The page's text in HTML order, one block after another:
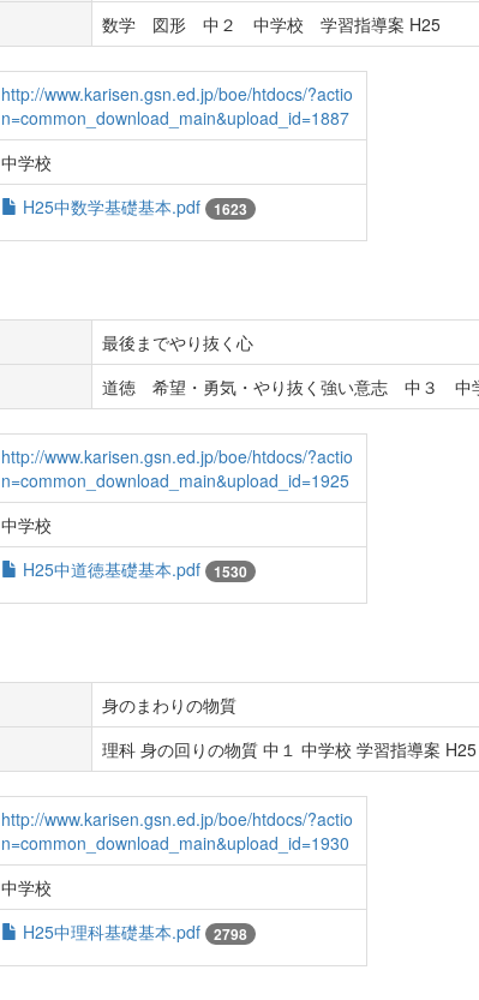
数学 図形 中２ 中学校 学習指導案 H25
http://www.karisen.gsn.ed.jp/boe/htdocs/?actio
n=common_download_main&upload_id=1887
中学校
H25中数学基礎基本.pdf 1623
最後までやり抜く心
道徳 希望・勇気・やり抜く強い意志 中３
http://www.karisen.gsn.ed.jp/boe/htdocs/?actio
n=common_download_main&upload_id=1925
中学校
H25中道徳基礎基本.pdf 1530
身のまわりの物質
理科 身の回りの物質 中１ 中学校 学習指導案 H25
http://www.karisen.gsn.ed.jp/boe/htdocs/?actio
n=common_download_main&upload_id=1930
中学校
H25中理科基礎基本.pdf 2798